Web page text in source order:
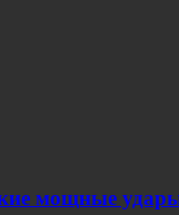
мощные